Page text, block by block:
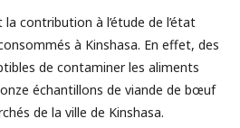
contribution à l’étude de l’état
à Kinshasa. En effet, des
de contaminer les aliments
échantillons de viande de bœuf
de la ville de Kinshasa.